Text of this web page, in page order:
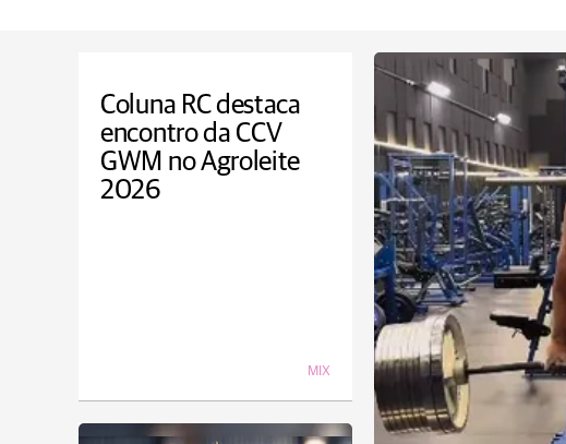
Coluna RC destaca
encontro da CCV
GWM no Agroleite
2026
MIX